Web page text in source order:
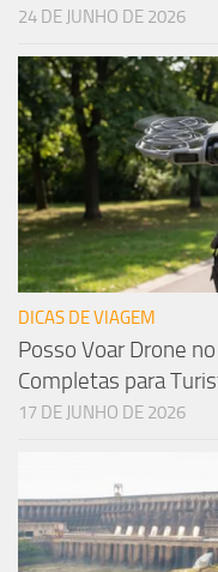
24 DE JUNHO DE 2026
DICAS DE VIAGEM
Posso Voar Drone
Completas para
17 DE JUNHO DE 2026